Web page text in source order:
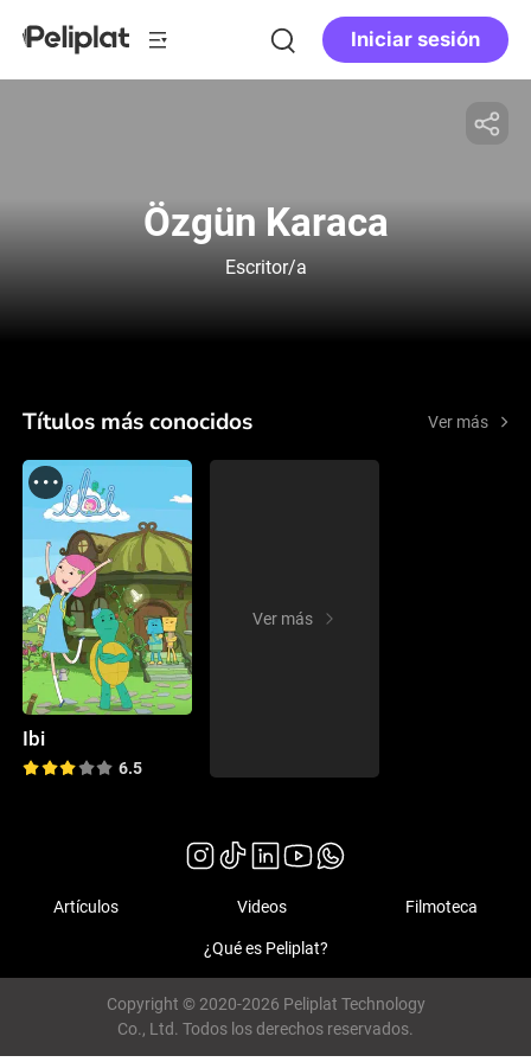
Iniciar sesión
Özgün Karaca
Escritor/a
Títulos más conocidos Ver más
Ibi
6.5
Ver más
Artículos Videos Filmoteca
¿Qué es Peliplat?
Copyright © 2020-2026 Peliplat Technology
Co., Ltd. Todos los derechos reservados.